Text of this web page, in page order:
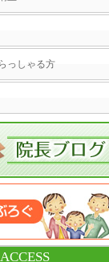
っしゃる方
ACCESS